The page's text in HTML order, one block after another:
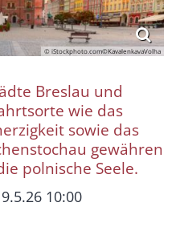
© iStockphoto.com©KavalenkavaVolha
Breslau und
wie das
sowie das
gewähren
polnische Seele.
10:00